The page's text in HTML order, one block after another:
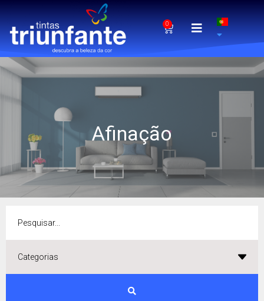
0
Afinação